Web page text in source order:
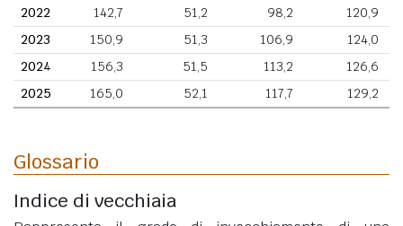
2022
142,7 51,2 98,2
120,9
2023
150,9 51,3 106,9
124,0
2024
156,3 51,5 113,2
126,6
2025
165,0 52,1 117,7 129,2
Glossario
Indice di vecchiaia